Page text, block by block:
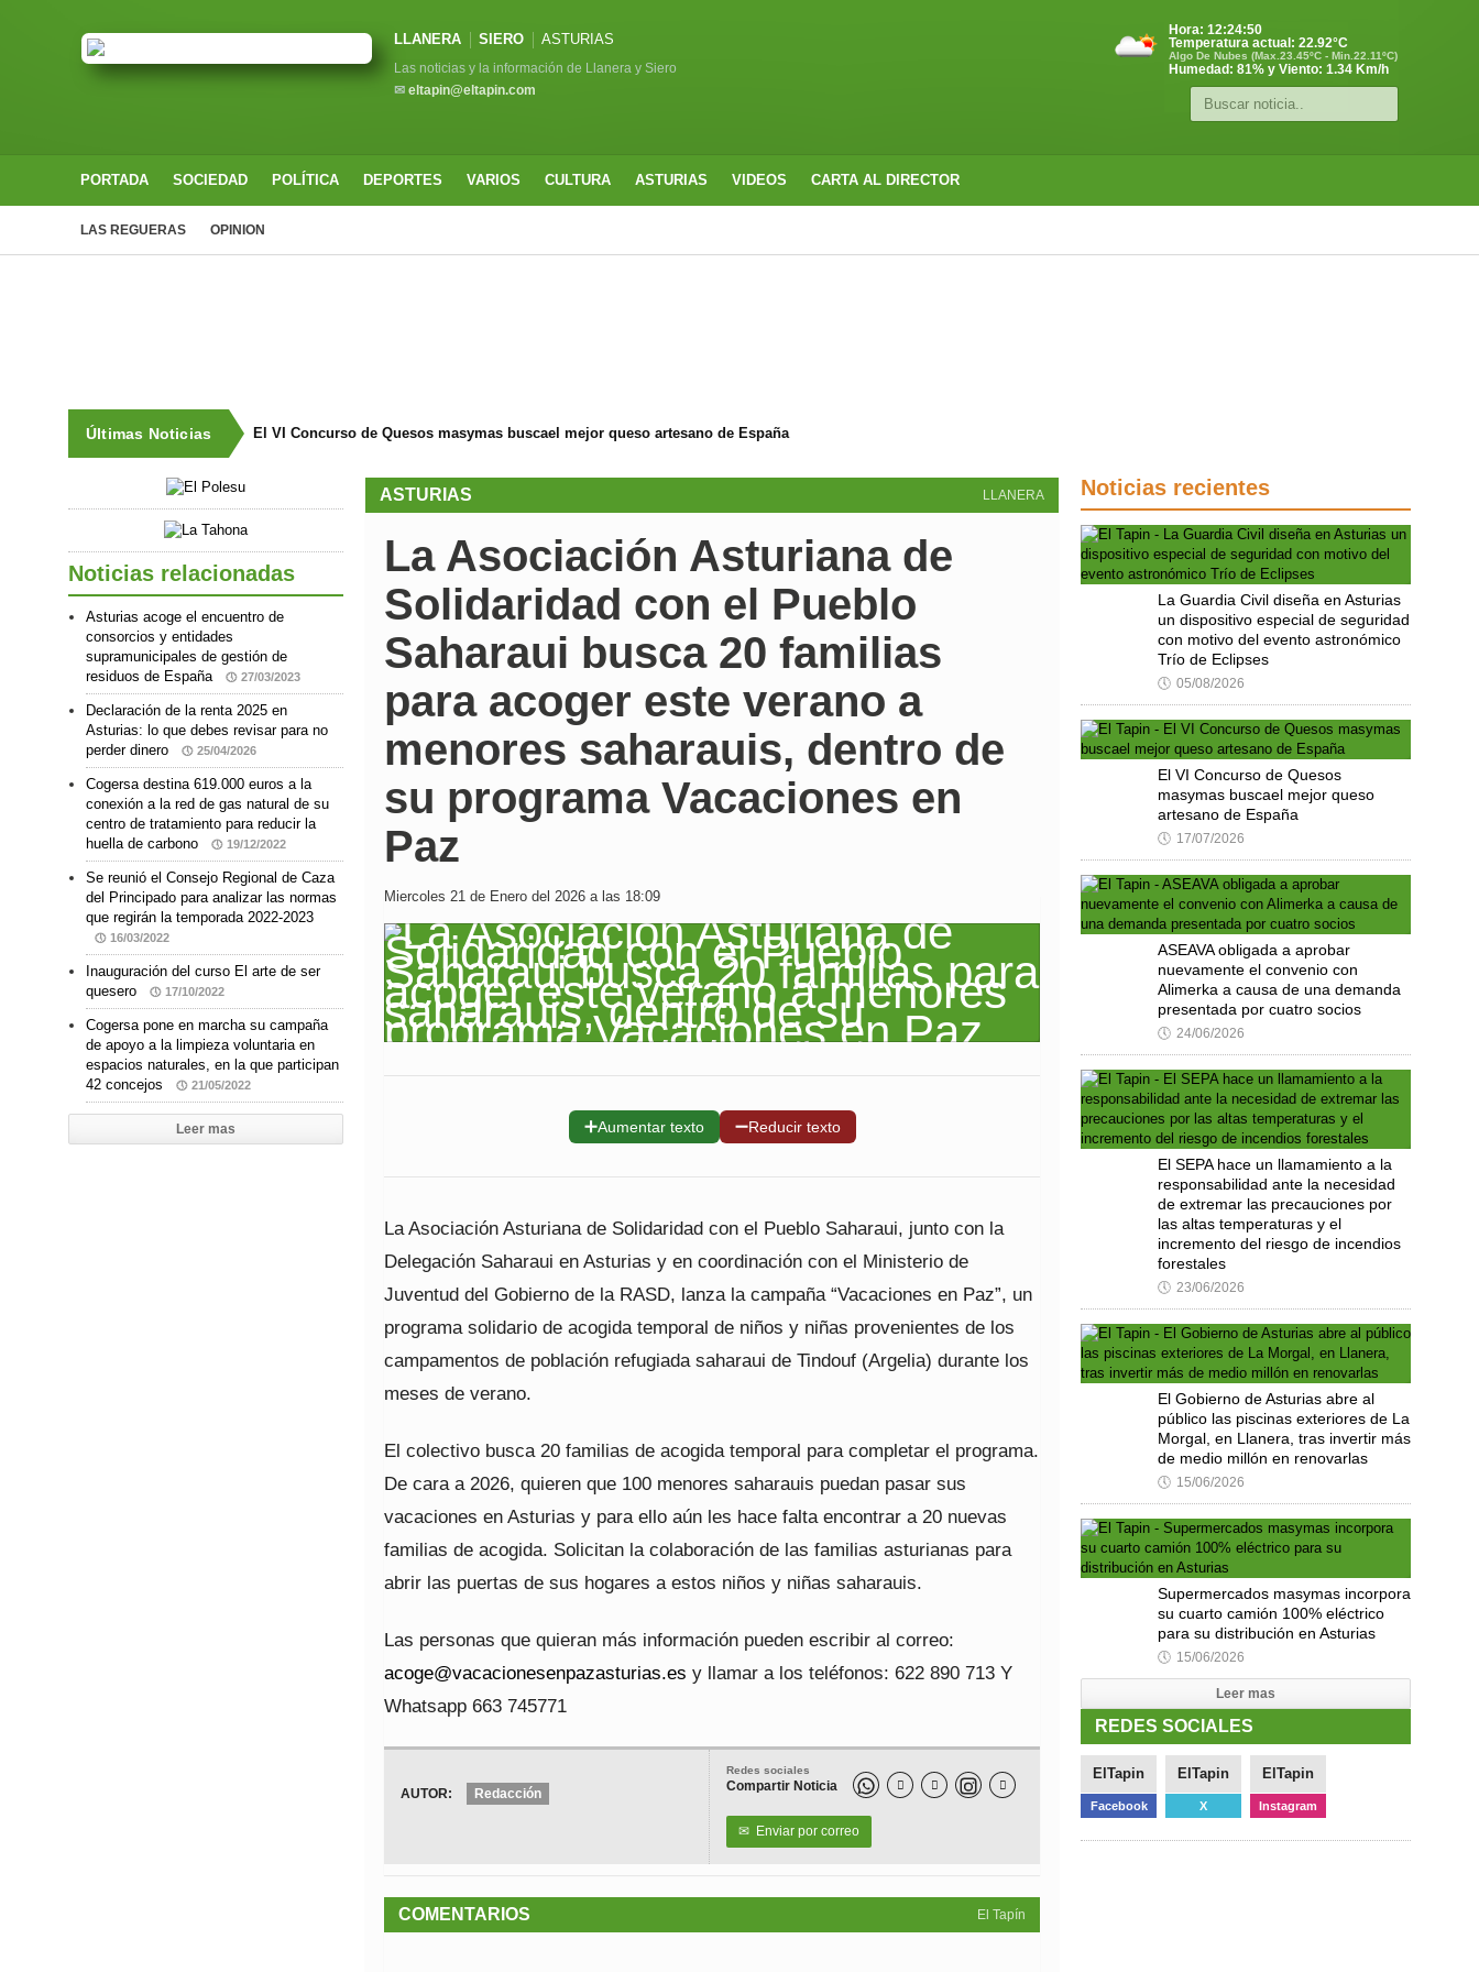
LLANERA SIERO ASTURIAS
Las noticias y la información de Llanera y Siero
✉ eltapin@eltapin.com
Hora: 12:24:50
Temperatura actual: 22.92°C
Algo De Nubes (Max.23.45ºC - Min.22.11ºC)
Humedad: 81% y Viento: 1.34 Km/h
PORTADA SOCIEDAD POLÍTICA DEPORTES VARIOS CULTURA ASTURIAS VIDEOS CARTA AL DIRECTOR
LAS REGUERAS OPINION
Últimas Noticias El VI Concurso de Quesos masymas buscael mejor queso artesano de España
LLANERA
ASTURIAS
La Asociación Asturiana de
Solidaridad con el Pueblo
Saharaui busca 20 familias
para acoger este verano a
menores saharauis, dentro de
su programa Vacaciones en
Paz
Miercoles 21 de Enero del 2026 a las 18:09
➕Aumentar texto ➖Reducir texto
La Asociación Asturiana de Solidaridad con el Pueblo Saharaui, junto con la
Delegación Saharaui en Asturias y en coordinación con el Ministerio de
Juventud del Gobierno de la RASD, lanza la campaña “Vacaciones en Paz”, un
programa solidario de acogida temporal de niños y niñas provenientes de los
campamentos de población refugiada saharaui de Tindouf (Argelia) durante los
meses de verano.
El colectivo busca 20 familias de acogida temporal para completar el programa.
De cara a 2026, quieren que 100 menores saharauis puedan pasar sus
vacaciones en Asturias y para ello aún les hace falta encontrar a 20 nuevas
familias de acogida. Solicitan la colaboración de las familias asturianas para
abrir las puertas de sus hogares a estos niños y niñas saharauis.
Las personas que quieran más información pueden escribir al correo:
acoge@vacacionesenpazasturias.es y llamar a los teléfonos: 622 890 713 Y
Whatsapp 663 745771
Redes sociales
Compartir Noticia   
✉ Enviar por correo
AUTOR: Redacción
El Tapín
COMENTARIOS
Noticias relacionadas
Asturias acoge el encuentro de
consorcios y entidades
supramunicipales de gestión de
residuos de España
27/03/2023
Declaración de la renta 2025 en
Asturias: lo que debes revisar para no
perder dinero
25/04/2026
Cogersa destina 619.000 euros a la
conexión a la red de gas natural de su
centro de tratamiento para reducir la
huella de carbono
19/12/2022
Se reunió el Consejo Regional de Caza
del Principado para analizar las normas
que regirán la temporada 2022-2023
16/03/2022
Inauguración del curso El arte de ser
quesero
17/10/2022
Cogersa pone en marcha su campaña
de apoyo a la limpieza voluntaria en
espacios naturales, en la que participan
42 concejos
21/05/2022
Leer mas
Noticias recientes
La Guardia Civil diseña en Asturias
un dispositivo especial de seguridad
con motivo del evento astronómico
Trío de Eclipses
🕔 05/08/2026
El VI Concurso de Quesos
masymas buscael mejor queso
artesano de España
🕔 17/07/2026
ASEAVA obligada a aprobar
nuevamente el convenio con
Alimerka a causa de una demanda
presentada por cuatro socios
🕔 24/06/2026
El SEPA hace un llamamiento a la
responsabilidad ante la necesidad
de extremar las precauciones por
las altas temperaturas y el
incremento del riesgo de incendios
forestales
🕔 23/06/2026
El Gobierno de Asturias abre al
público las piscinas exteriores de La
Morgal, en Llanera, tras invertir más
de medio millón en renovarlas
🕔 15/06/2026
Supermercados masymas incorpora
su cuarto camión 100% eléctrico
para su distribución en Asturias
🕔 15/06/2026
Leer mas
REDES SOCIALES
ElTapin
Facebook
ElTapin
X
ElTapin
Instagram